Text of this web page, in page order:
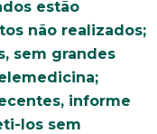
estão
não realizados;
sem grandes
informe
los sem